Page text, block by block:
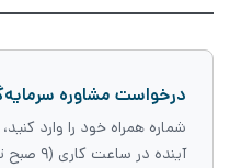
درخواست مشاوره
شماره همراه خود را وارد